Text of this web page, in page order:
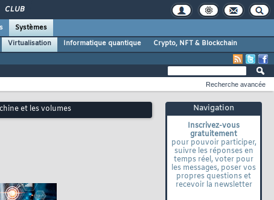
CLUB
Systèmes
Virtualisation Informatique quantique
Crypto, NFT & Blockchain
Navigation
Inscrivez-vous
gratuitement
pour pouvoir participer,
suivre les réponses en
temps réel, voter pour
les messages, poser vos
propres questions et
recevoir la newsletter
Recherche avancée
et les volumes